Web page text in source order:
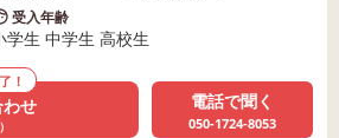
受入年齢
学生 中学生 高校生
！
せ 電話で聞く
050-1724-8053